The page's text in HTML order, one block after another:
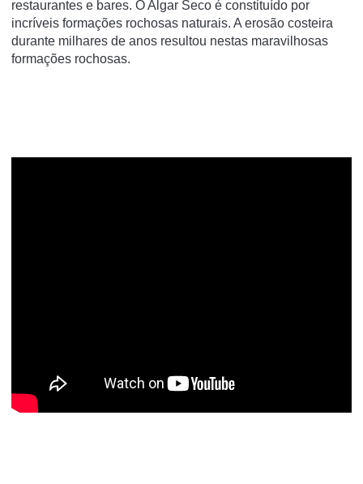
restaurantes e bares. O Algar Seco é constituído por
incríveis formações rochosas naturais. A erosão costeira
durante milhares de anos resultou nestas maravilhosas
formações rochosas.